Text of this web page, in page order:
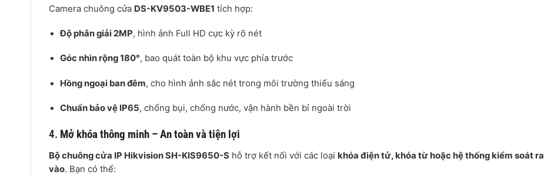
Camera chuông cửa DS-KV9503-WBE1 tích hợp:
Độ phân giải 2MP, hình ảnh Full HD cực kỳ rõ nét
Góc nhìn rộng 180°, bao quát toàn bộ khu vực phía trước
Hồng ngoại ban đêm, cho hình ảnh sắc nét trong môi trường thiếu sáng
Chuẩn bảo vệ IP65, chống bụi, chống nước, vận hành bền bỉ ngoài trời
4. Mở khóa thông minh – An toàn và tiện lợi
Bộ chuông cửa IP Hikvision SH-KIS9650-S hỗ trợ kết nối với các loại khóa điện tử, khóa từ hoặc hệ thống kiểm soát ra
vào. Bạn có thể: